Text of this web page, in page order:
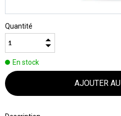
Quantité
En stock